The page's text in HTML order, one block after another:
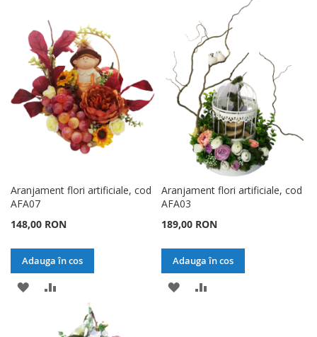
LISTA
DE
DORINTE
COMPARARE
LISTA
DE
DORINTE
PENTRU
COMPARARE
Aranjament flori artificiale, cod
AFA07
148,00 RON
Adauga în cos
ADAUGATI
PENTRU
Aranjament flori artificiale, cod
AFA03
189,00 RON
Adauga în cos
ADAUGATI